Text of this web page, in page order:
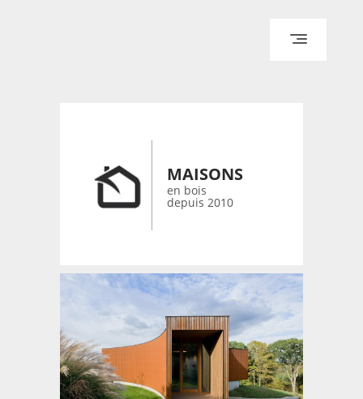
CONTACT
MAISONS
en bois
depuis 2010